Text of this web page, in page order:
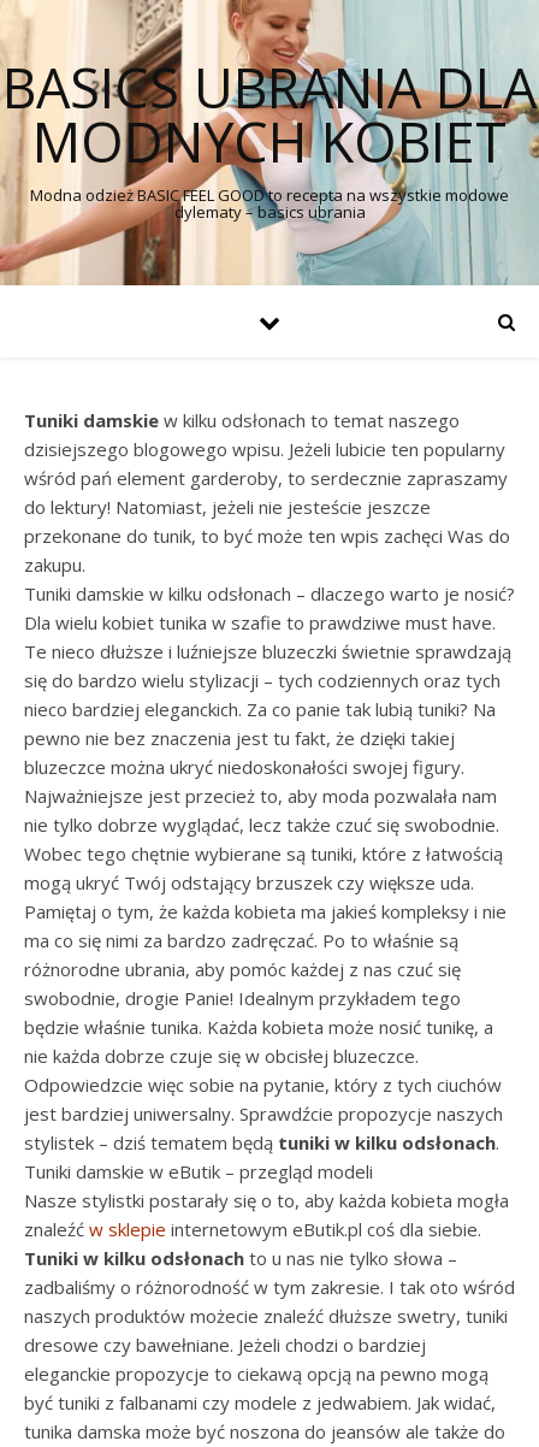
BASICS UBRANIA DLA
MODNYCH KOBIET
Modna odzież BASIC FEEL GOOD to recepta na wszystkie modowe
dylematy – basics ubrania
Tuniki damskie w kilku odsłonach to temat naszego
dzisiejszego blogowego wpisu. Jeżeli lubicie ten popularny
wśród pań element garderoby, to serdecznie zapraszamy
do lektury! Natomiast, jeżeli nie jesteście jeszcze
przekonane do tunik, to być może ten wpis zachęci Was do
zakupu.
Tuniki damskie w kilku odsłonach – dlaczego warto je nosić?
Dla wielu kobiet tunika w szafie to prawdziwe must have.
Te nieco dłuższe i luźniejsze bluzeczki świetnie sprawdzają
się do bardzo wielu stylizacji – tych codziennych oraz tych
nieco bardziej eleganckich. Za co panie tak lubią tuniki? Na
pewno nie bez znaczenia jest tu fakt, że dzięki takiej
bluzeczce można ukryć niedoskonałości swojej figury.
Najważniejsze jest przecież to, aby moda pozwalała nam
nie tylko dobrze wyglądać, lecz także czuć się swobodnie.
Wobec tego chętnie wybierane są tuniki, które z łatwością
mogą ukryć Twój odstający brzuszek czy większe uda.
Pamiętaj o tym, że każda kobieta ma jakieś kompleksy i nie
ma co się nimi za bardzo zadręczać. Po to właśnie są
różnorodne ubrania, aby pomóc każdej z nas czuć się
swobodnie, drogie Panie! Idealnym przykładem tego
będzie właśnie tunika. Każda kobieta może nosić tunikę, a
nie każda dobrze czuje się w obcisłej bluzeczce.
Odpowiedzcie więc sobie na pytanie, który z tych ciuchów
jest bardziej uniwersalny. Sprawdźcie propozycje naszych
stylistek – dziś tematem będą tuniki w kilku odsłonach.
Tuniki damskie w eButik – przegląd modeli
Nasze stylistki postarały się o to, aby każda kobieta mogła
znaleźć w sklepie internetowym eButik.pl coś dla siebie.
Tuniki w kilku odsłonach to u nas nie tylko słowa –
zadbaliśmy o różnorodność w tym zakresie. I tak oto wśród
naszych produktów możecie znaleźć dłuższe swetry, tuniki
dresowe czy bawełniane. Jeżeli chodzi o bardziej
eleganckie propozycje to ciekawą opcją na pewno mogą
być tuniki z falbanami czy modele z jedwabiem. Jak widać,
tunika damska może być noszona do jeansów ale także do